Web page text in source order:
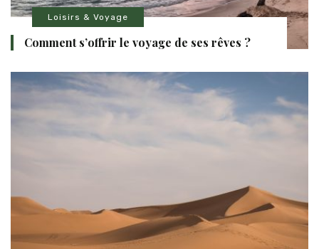
Loisirs & Voyage
Comment s’offrir le voyage de ses rêves ?